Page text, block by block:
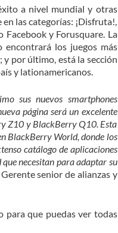
a nivel mundial y otras
las categorías: ¡Disfruta!,
Facebook y Forusquare. La
encontrará los juegos más
por último, está la sección
y lationamericanos.
sus nuevos smartphones
página será un excelente
Z10 y BlackBerry Q10. Esta
BlackBerry World, donde los
catálogo de aplicaciones
necesitan para adaptar su
senior de alianzas y
para que puedas ver todas